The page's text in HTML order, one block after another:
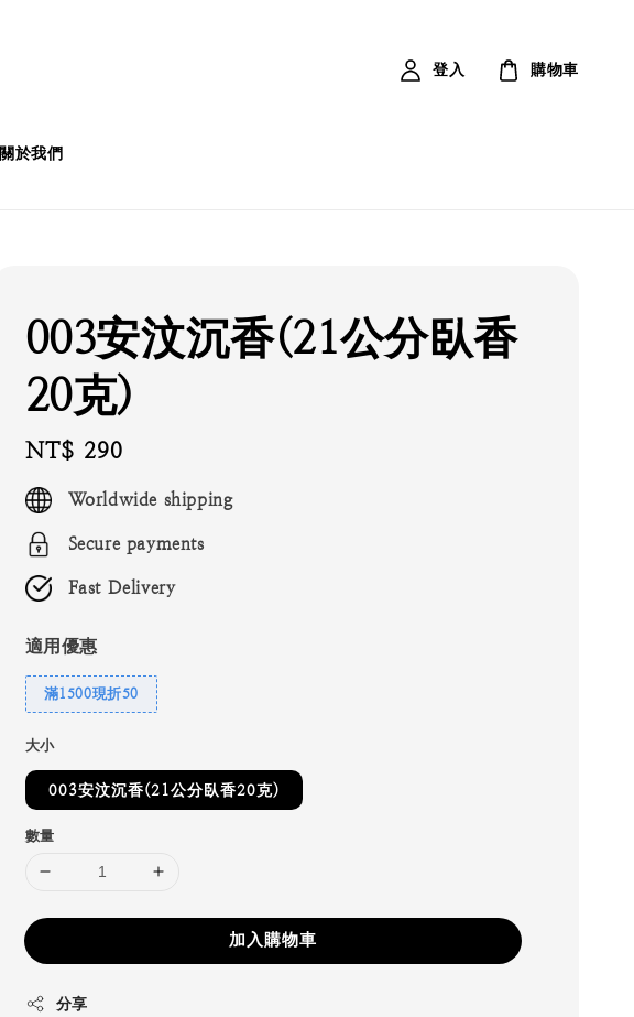
關於我們
登入 購物車
003安汶沉香(21公分臥香
20克)
Regular
price
NT$ 290
Worldwide shipping
Secure payments
Fast Delivery
適用優惠
滿1500現折50
大小
003安汶沉香(21公分臥香20克)
數量
加入購物車
分享